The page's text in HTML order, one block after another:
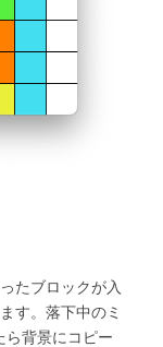
たブロックが入
す。落下中のミ
ら背景にコピー